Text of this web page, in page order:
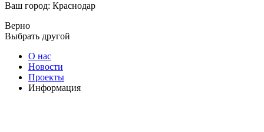
Ваш город: Краснодар
Верно
Выбрать другой
О нас
Новости
Проекты
Информация